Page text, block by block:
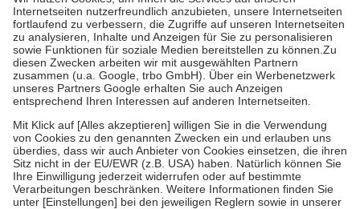
Kosten der Leistung zu entrichten.
Diese Regeln gelten grundsätzlich auch für Online-Apotheken.
Bei Heilmitteln und häuslicher Krankenpflege beträgt die
Zuzahlung zehn Prozent der Kosten sowie zehn Euro je
Verordnung.
Um das Engagement der Versicherten für ihre eigene Gesundheit zu
stärken und die besondere Stellung der Familie zu unterstützen,
fallenkeine Zuzahlungenan bei:
• Kindern und Jugendlichen bis zum vollendeten 18. Lebensjahr
mit Ausnahme der Fahrkosten
• Untersuchungen zur Vorsorge und Früherkennung, die von der
GKV getragen werden